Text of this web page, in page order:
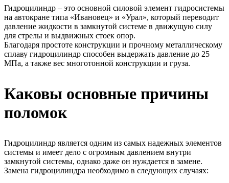
Гидроцилиндр – это основной силовой элемент гидросистемы
на автокране типа «Ивановец» и «Урал», который переводит
давление жидкости в замкнутой системе в движущую силу
для стрелы и выдвижных стоек опор.
Благодаря простоте конструкции и прочному металлическому
сплаву гидроцилиндр способен выдержать давление до 25
МПа, а также вес многотонной конструкции и груза.
Каковы основные причины
поломок
Гидроцилиндр является одним из самых надежных элементов
системы и имеет дело с огромным давлением внутри
замкнутой системы, однако даже он нуждается в замене.
Замена гидроцилиндра необходимо в следующих случаях: